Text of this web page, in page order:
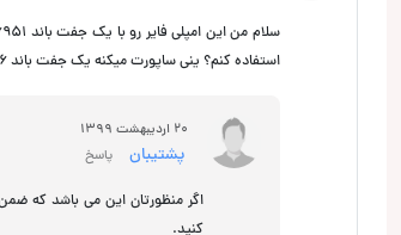
استفاده کنم؟ ینی ساپورت میکنه یک جفت باند 6 اینچی رو؟
20 اردیبهشت 1399
پشتیبان پاسخ
کنید.